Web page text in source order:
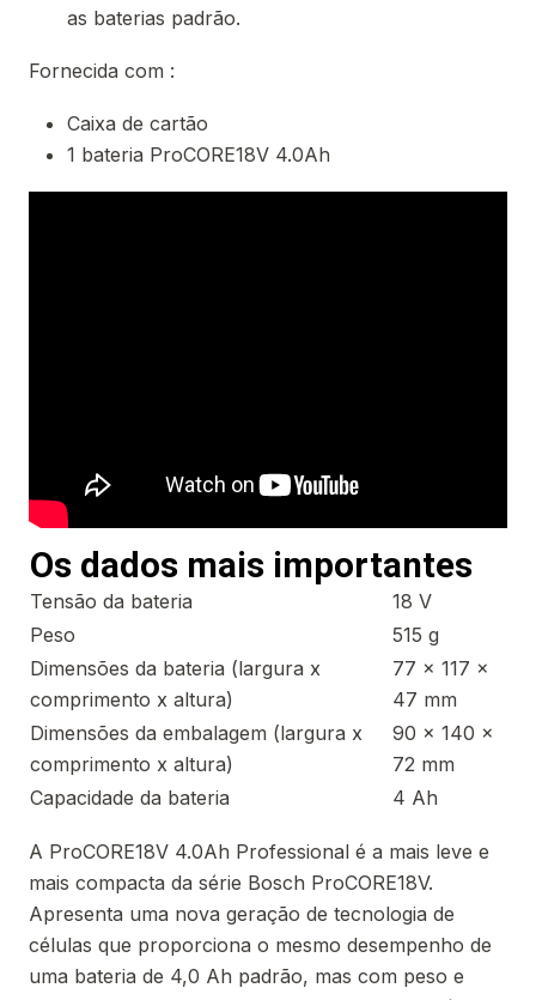
as baterias padrão.
Fornecida com :
Caixa de cartão
1 bateria ProCORE18V 4.0Ah
Os dados mais importantes
Tensão da bateria
18 V
Peso
515 g
Dimensões da bateria (largura x
comprimento x altura)
77 x 117 x
47 mm
Dimensões da embalagem (largura x
comprimento x altura)
90 x 140 x
72 mm
Capacidade da bateria
4 Ah
A ProCORE18V 4.0Ah Professional é a mais leve e
mais compacta da série Bosch ProCORE18V.
Apresenta uma nova geração de tecnologia de
células que proporciona o mesmo desempenho de
uma bateria de 4,0 Ah padrão, mas com peso e